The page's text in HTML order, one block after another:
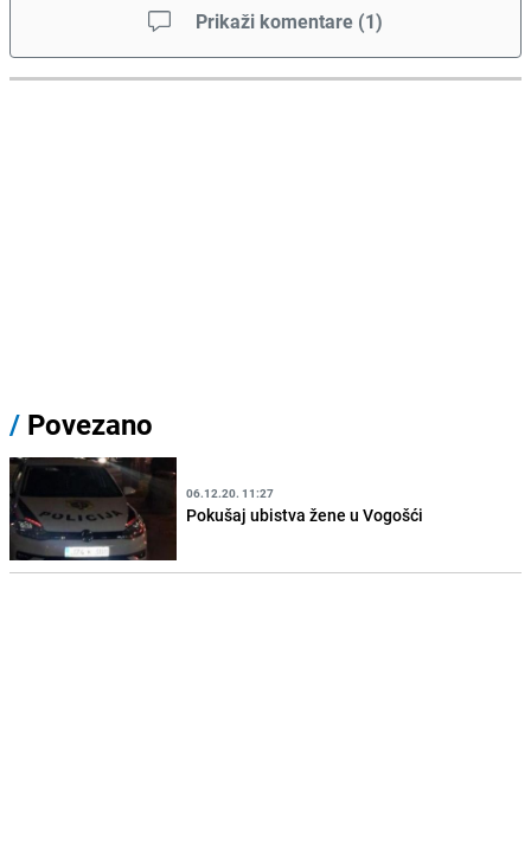
Prikaži komentare (1)
/ Povezano
06.12.20. 11:27
Pokušaj ubistva žene u Vogošći